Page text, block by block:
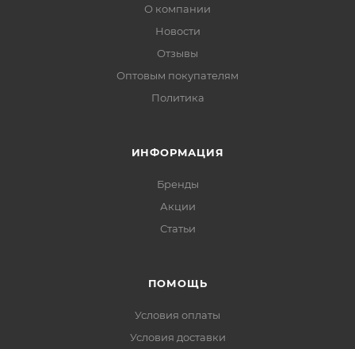
О компании
Новости
Отзывы
Оптовым покупателям
Политика
ИНФОРМАЦИЯ
Бренды
Акции
Статьи
ПОМОЩЬ
Условия оплаты
Условия доставки